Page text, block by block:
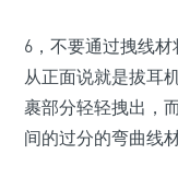
6，不要通过拽线
从正面说就是拔耳
裹部分轻轻拽出，
间的过分的弯曲线材